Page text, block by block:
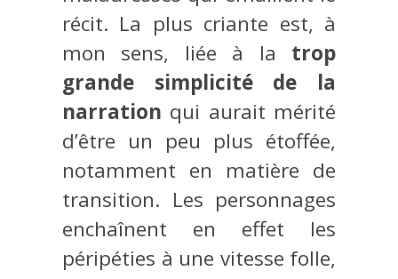
récit. La plus criante est, à
mon sens, liée à la trop
grande simplicité de la
narration qui aurait mérité
d’être un peu plus étoffée,
notamment en matière de
transition. Les personnages
enchaînent en effet les
péripéties à une vitesse folle,